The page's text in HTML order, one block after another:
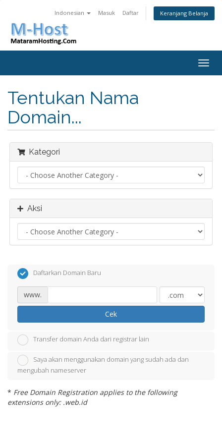
Indonesian Masuk Daftar Keranjang Belanja
Tentukan Nama
Domain...
Kategori
Aksi
Daftarkan Domain Baru
www.
Cek
Transfer domain Anda dari registrar lain
Saya akan menggunakan domain yang sudah ada dan
mengubah nameserver
* Free Domain Registration applies to the following
extensions only: .web.id